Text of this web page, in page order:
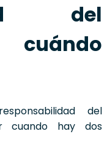
del
cuándo
del
cuando hay dos